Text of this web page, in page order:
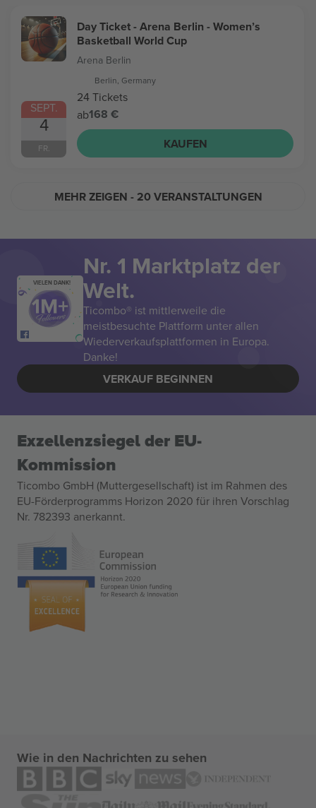
SEPT.
4
FR.
Day Ticket - Arena Berlin - Women’s
Basketball World Cup
Arena Berlin
Berlin, Germany
24 Tickets
ab168 €
KAUFEN
MEHR ZEIGEN - 20 VERANSTALTUNGEN
VIELEN DANK!
Nr. 1 Marktplatz der
Welt.
Ticombo® ist mittlerweile die
meistbesuchte Plattform unter allen
Wiederverkaufsplattformen in Europa.
Danke!
VERKAUF BEGINNEN
Exzellenzsiegel der EU-
Kommission
Ticombo GmbH (Muttergesellschaft) ist im Rahmen des
EU-Förderprogramms Horizon 2020 für ihren Vorschlag
Nr. 782393 anerkannt.
Wie in den Nachrichten zu sehen